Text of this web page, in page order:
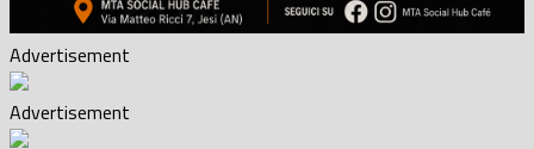
Advertisement
Advertisement